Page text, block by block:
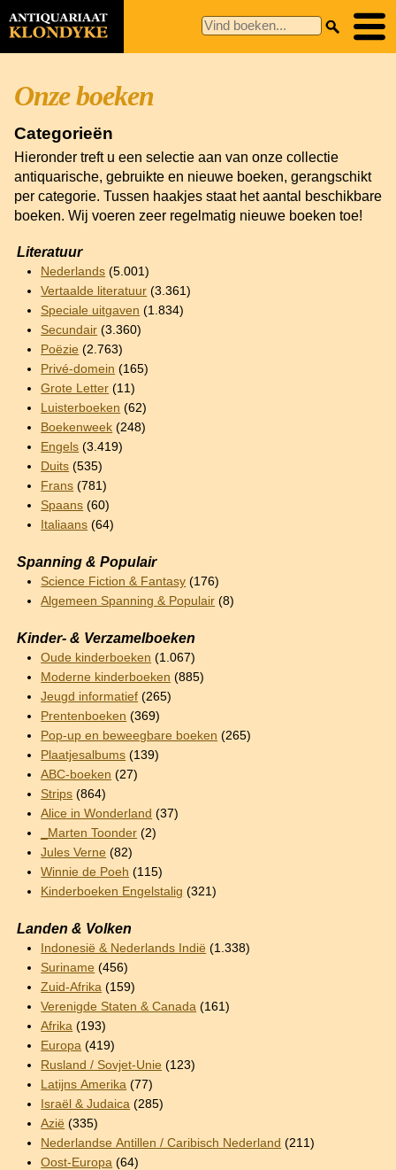
Onze boeken
Categorieën
Hieronder treft u een selectie aan van onze collectie
antiquarische, gebruikte en nieuwe boeken, gerangschikt
per categorie. Tussen haakjes staat het aantal beschikbare
boeken. Wij voeren zeer regelmatig nieuwe boeken toe!
Literatuur
Nederlands (5.001)
Vertaalde literatuur (3.361)
Speciale uitgaven (1.834)
Secundair (3.360)
Poëzie (2.763)
Privé-domein (165)
Grote Letter (11)
Luisterboeken (62)
Boekenweek (248)
Engels (3.419)
Duits (535)
Frans (781)
Spaans (60)
Italiaans (64)
Spanning & Populair
Science Fiction & Fantasy (176)
Algemeen Spanning & Populair (8)
Kinder- & Verzamelboeken
Oude kinderboeken (1.067)
Moderne kinderboeken (885)
Jeugd informatief (265)
Prentenboeken (369)
Pop-up en beweegbare boeken (265)
Plaatjesalbums (139)
ABC-boeken (27)
Strips (864)
Alice in Wonderland (37)
_Marten Toonder (2)
Jules Verne (82)
Winnie de Poeh (115)
Kinderboeken Engelstalig (321)
Landen & Volken
Indonesië & Nederlands Indië (1.338)
Suriname (456)
Zuid-Afrika (159)
Verenigde Staten & Canada (161)
Afrika (193)
Europa (419)
Rusland / Sovjet-Unie (123)
Latijns Amerika (77)
Israël & Judaica (285)
Azië (335)
Nederlandse Antillen / Caribisch Nederland (211)
Oost-Europa (64)